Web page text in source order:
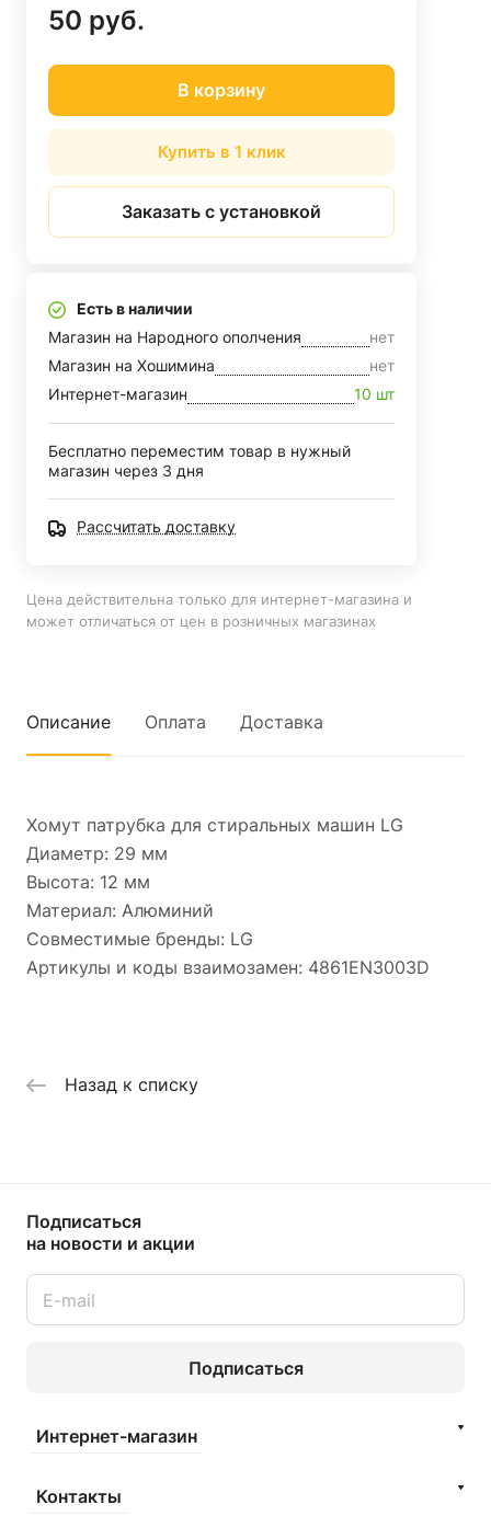
50 руб.
В корзину
Купить в 1 клик
Заказать с установкой
Есть в наличии
Магазин на Народного ополчения
нет
Магазин на Хошимина
нет
Интернет-магазин
10 шт
Бесплатно переместим товар в нужный
магазин через 3 дня
Рассчитать доставку
Цена действительна только для интернет-магазина и
может отличаться от цен в розничных магазинах
Описание Оплата Доставка
Хомут патрубка для стиральных машин LG
Диаметр: 29 мм
Высота: 12 мм
Материал: Алюминий
Совместимые бренды: LG
Артикулы и коды взаимозамен: 4861EN3003D
Назад к списку
Подписаться
на новости и акции
Подписаться
Интернет-магазин
Контакты